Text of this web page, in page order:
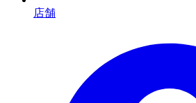
店舗